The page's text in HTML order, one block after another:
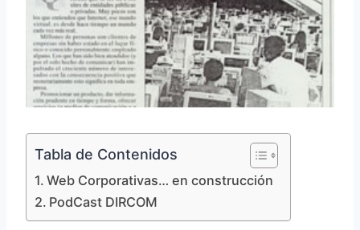
Tabla de Contenidos
Web Corporativas… en construcción
PodCast DIRCOM